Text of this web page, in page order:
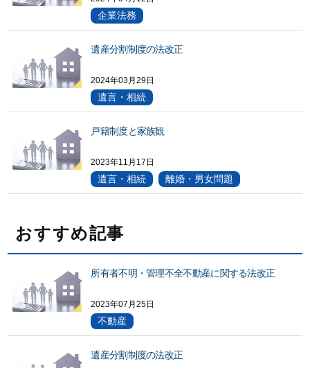
企業法務
遺産分割制度の法改正
2024年03月29日
遺言・相続
戸籍制度と家族観
2023年11月17日
遺言・相続 離婚・男女問題
おすすめ記事
所有者不明・管理不全不動産に関する法改正
2023年07月25日
不動産
遺産分割制度の法改正